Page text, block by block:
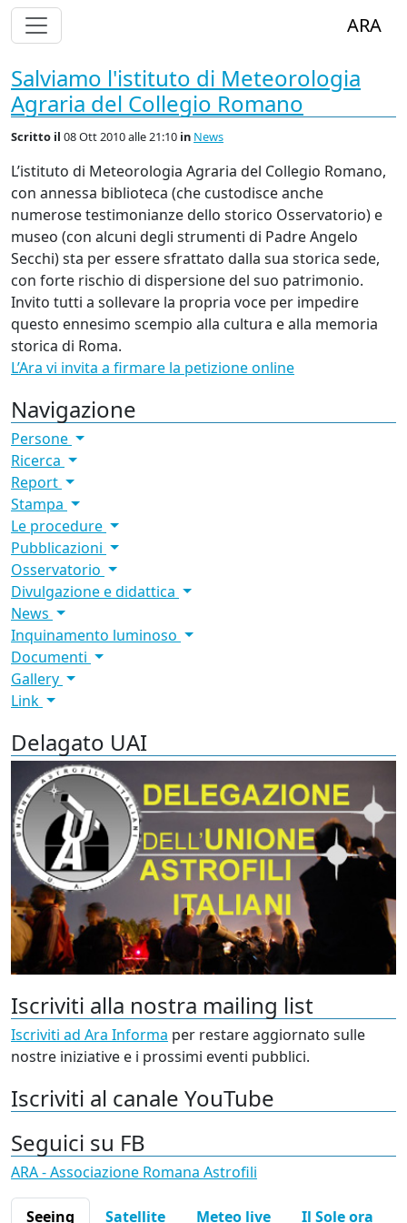
Alterna Visualizzazione Menù ARA
Salviamo l'istituto di Meteorologia
Agraria del Collegio Romano
Scritto il 08 Ott 2010 alle 21:10 in News
L’istituto di Meteorologia Agraria del Collegio Romano,
con annessa biblioteca (che custodisce anche
numerose testimonianze dello storico Osservatorio) e
museo (con alcuni degli strumenti di Padre Angelo
Secchi) sta per essere sfrattato dalla sua storica sede,
con forte rischio di dispersione del suo patrimonio.
Invito tutti a sollevare la propria voce per impedire
questo ennesimo scempio alla cultura e alla memoria
storica di Roma.
L’Ara vi invita a firmare la petizione online
Navigazione
Persone
Ricerca
Report
Stampa
Le procedure
Pubblicazioni
Osservatorio
Divulgazione e didattica
News
Inquinamento luminoso
Documenti
Gallery
Link
Delagato UAI
Iscriviti alla nostra mailing list
Iscriviti ad Ara Informa per restare aggiornato sulle
nostre iniziative e i prossimi eventi pubblici.
Iscriviti al canale YouTube
Seguici su FB
ARA - Associazione Romana Astrofili
Seeing Satellite Meteo live Il Sole ora